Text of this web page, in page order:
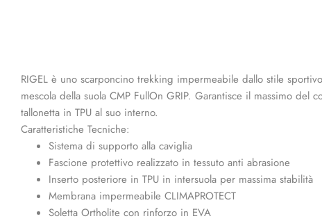
RIGEL è uno scarponcino trekking impermeabile dallo stile
mescola della suola CMP FullOn GRIP. Garantisce il massimo
tallonetta in TPU al suo interno.
Caratteristiche Tecniche:
Sistema di supporto alla caviglia
Fascione protettivo realizzato in tessuto anti abrasione
Inserto posteriore in TPU in intersuola per massima stabilità
Membrana impermeabile CLIMAPROTECT
Soletta Ortholite con rinforzo in EVA